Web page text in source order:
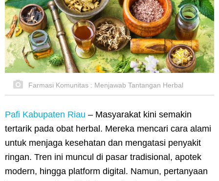
Farmasi Komunitas : Menjawab Tantangan Herbal
Pafi Kabupaten Riau – Masyarakat kini semakin
tertarik pada obat herbal. Mereka mencari cara alami
untuk menjaga kesehatan dan mengatasi penyakit
ringan. Tren ini muncul di pasar tradisional, apotek
modern, hingga platform digital. Namun, pertanyaan